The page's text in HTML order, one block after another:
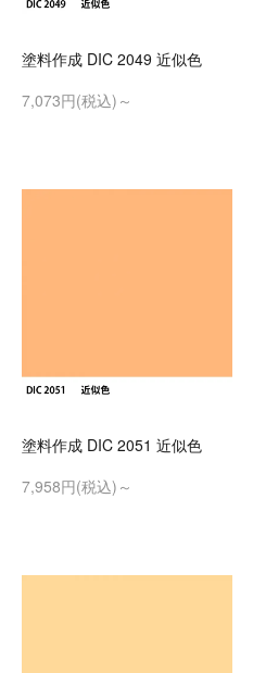
塗料作成 DIC 2049 近似色
7,073円(税込)～
塗料作成 DIC 2051 近似色
7,958円(税込)～